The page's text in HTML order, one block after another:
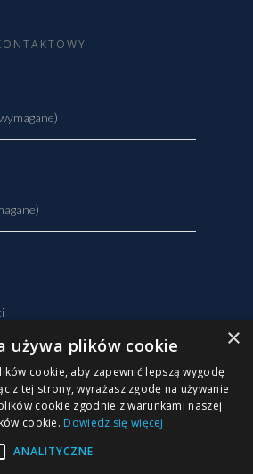
×
używa plików cookie
cookie, aby zapewnić lepszą wygodę
z tej strony, wyrażasz zgodę na używanie
cookie zgodnie z warunkami naszej
cookie. Dowiedz się więcej
ANALITYCZNE